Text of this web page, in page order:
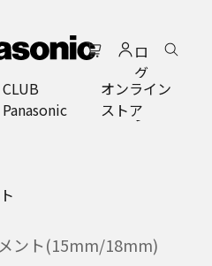
ロ
グ
イ
ン
CLUB
Panasonic
オンライン
ストア
ント(15mm/18mm)